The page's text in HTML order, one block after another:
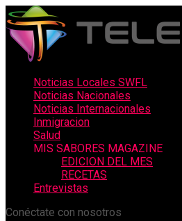
Noticias Locales SWFL
Noticias Nacionales
Noticias Internacionales
Inmigracion
Salud
MIS SABORES MAGAZINE
EDICION DEL MES
RECETAS
Entrevistas
Conéctate con nosotros